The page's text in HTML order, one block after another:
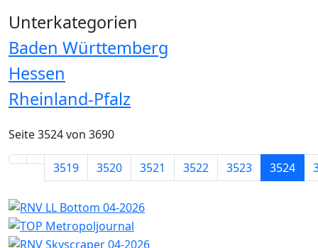
Unterkategorien
Baden Württemberg
Hessen
Rheinland-Pfalz
Seite 3524 von 3690
3519 3520 3521 3522 3523 3524